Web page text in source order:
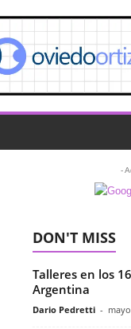
-
DON'T MISS
Talleres en los
Argentina
Dario Pedretti -